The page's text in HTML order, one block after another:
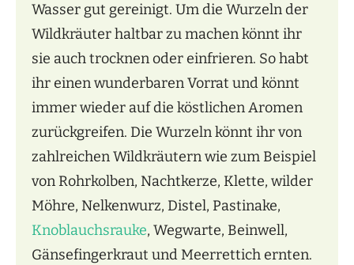
Wasser gut gereinigt. Um die Wurzeln der
Wildkräuter haltbar zu machen könnt ihr
sie auch trocknen oder einfrieren. So habt
ihr einen wunderbaren Vorrat und könnt
immer wieder auf die köstlichen Aromen
zurückgreifen. Die Wurzeln könnt ihr von
zahlreichen Wildkräutern wie zum Beispiel
von Rohrkolben, Nachtkerze, Klette, wilder
Möhre, Nelkenwurz, Distel, Pastinake,
Knoblauchsrauke, Wegwarte, Beinwell,
Gänsefingerkraut und Meerrettich ernten.